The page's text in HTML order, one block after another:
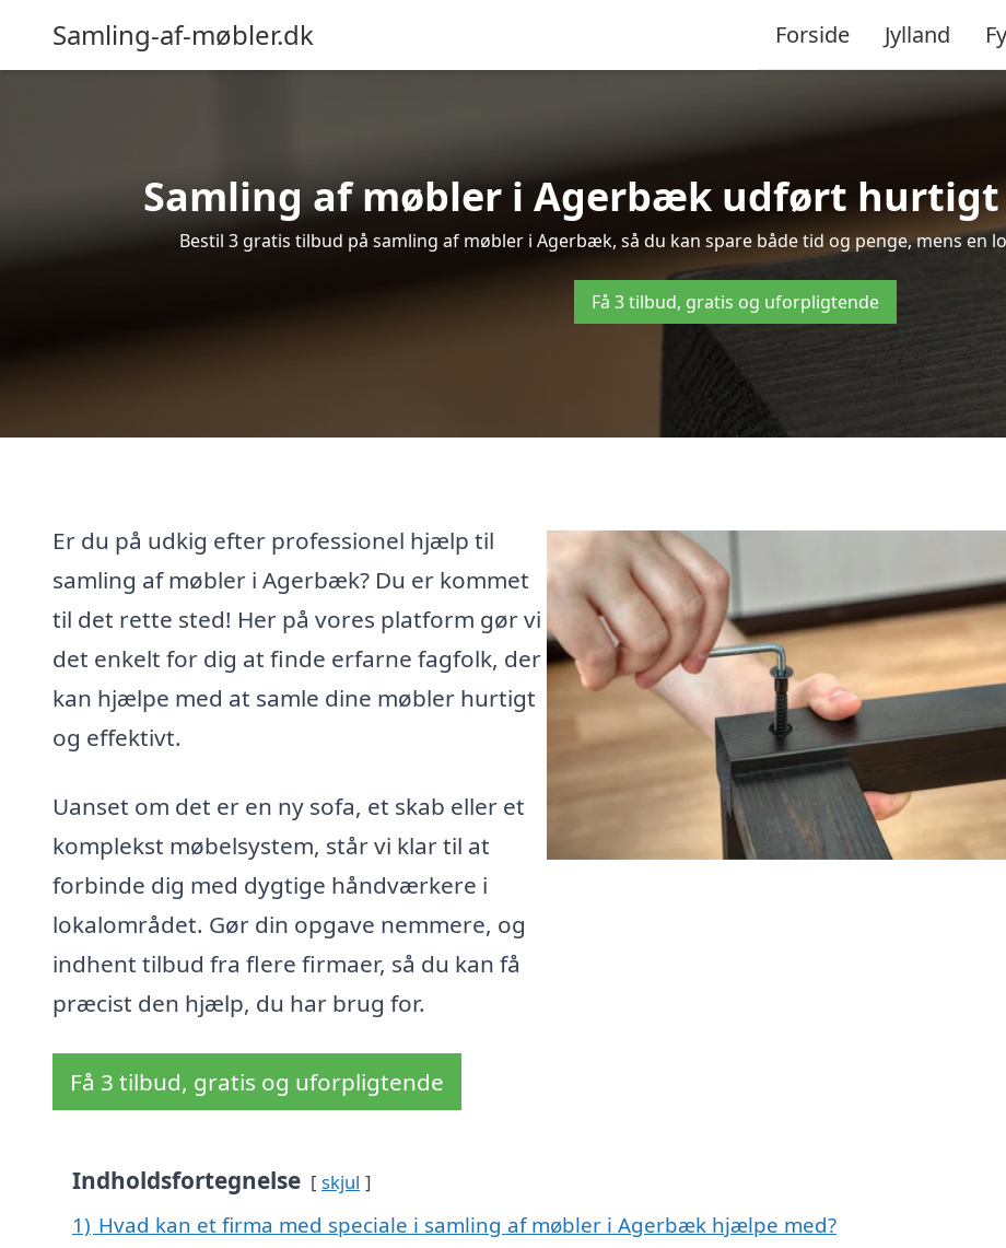
Samling-af-møbler.dk Forside Jylland
Samling af møbler i Agerbæk udført
Bestil 3 gratis tilbud på samling af møbler i Agerbæk, så du kan spare både tid og penge, mens en
Få 3 tilbud, gratis og uforpligtende
Er du på udkig efter professionel hjælp til
samling af møbler i Agerbæk? Du er kommet
til det rette sted! Her på vores platform gør vi
det enkelt for dig at finde erfarne fagfolk, der
kan hjælpe med at samle dine møbler hurtigt
og effektivt.
Uanset om det er en ny sofa, et skab eller et
komplekst møbelsystem, står vi klar til at
forbinde dig med dygtige håndværkere i
lokalområdet. Gør din opgave nemmere, og
indhent tilbud fra flere firmaer, så du kan få
præcist den hjælp, du har brug for.
Få 3 tilbud, gratis og uforpligtende
Indholdsfortegnelse skjul
1) Hvad kan et firma med speciale i samling af møbler i Agerbæk hjælpe med?